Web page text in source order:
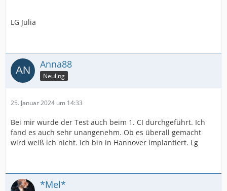
LG Julia
Anna88
Neuling
25. Januar 2024 um 14:33
Bei mir wurde der Test auch beim 1. CI durchgeführt. Ich
fand es auch sehr unangenehm. Ob es überall gemacht
wird weiß ich nicht. Ich bin in Hannover implantiert. Lg
*Mel*